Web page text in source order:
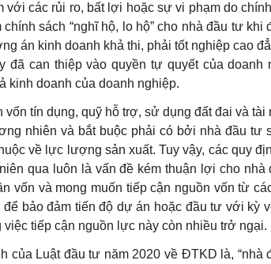
các rủi ro, bất lợi hoặc sự vi phạm do
sách “nghĩ hộ, lo hộ” cho nhà đầu tư khi
án kinh doanh khả thi, phải tốt nghiệp cao
can thiệp vào quyền tự quyết của doanh
kinh doanh của doanh nghiệp.
tín dụng, quỹ hỗ trợ, sử dụng đất đai và tài
nhiên và bắt buộc phải có bởi nhà đầu tư
về lực lượng sản xuất. Tuy vậy, các quy
qua luôn là vấn đề kém thuận lợi cho
vốn và mong muốn tiếp cận nguồn vốn từ
bảo đảm tiến độ dự án hoặc đầu tư với kỳ
tiếp cận nguồn lực này còn nhiều trở ngại.
của Luật đầu tư năm 2020 về ĐTKD là, “nhà